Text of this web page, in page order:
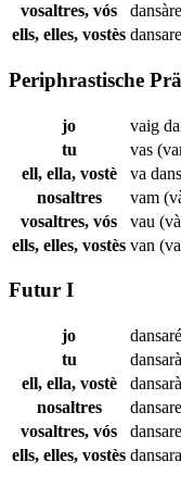
vosaltres, vós
ells, elles, vostès
Periphrastische
jo vaig
tu
vas
ell, ella, vostè
va
nosaltres
vam
vosaltres, vós
vau
ells, elles, vostès van
Futur I
jo
dansaré
tu
ell, ella, vostè
dansarà
nosaltres
vosaltres, vós
ells, elles, vostès